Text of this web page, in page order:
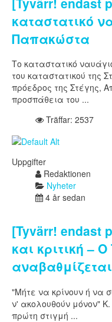
καταστατικό
Παπακώστα
Το καταστατικό
του καταστατικού της
πρόεδρος της Στέγης,
προσπάθεια του ...
Träffar: 2537
Uppgifter
Redaktionen
Nyheter
4 år sedan
[Tyvärr! endast
και κριτική –
"Μήτε να κρίνουν ή να
ν' ακολουθούν μόνον"
πρώτη στιγμή ...